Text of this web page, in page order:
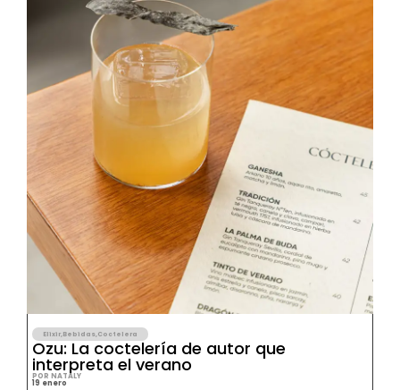
Elixir,Bebidas,Coctelera
Ozu: La coctelería de autor que
interpreta el verano
POR NATALY
19 enero